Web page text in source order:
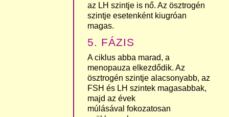
az LH szintje is nő. Az ösztrogén
szintje esetenként kiugróan
magas.
5. FÁZIS
A ciklus abba marad, a
menopauza elkezdődik. Az
ösztrogén szintje alacsonyabb, az
FSH és LH szintek magasabbak,
majd az évek
múlásával fokozatosan